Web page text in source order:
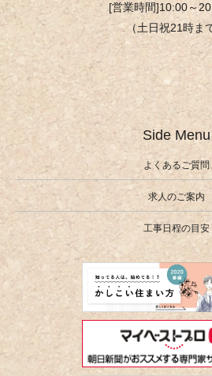
[営業時間]10:00～
（土日祝21時ま
Side Menu
よくあるご質問
求人のご案内
工事日程の目安